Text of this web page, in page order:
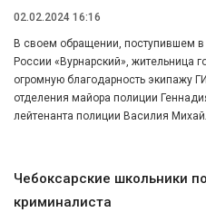
02.02.2024 16:16
В своем обращении, поступившем
России «Вурнарский», жительница
огромную благодарность экипажу
отделения майора полиции
лейтенанта полиции Василия
Чебоксарские школьники
криминалиста